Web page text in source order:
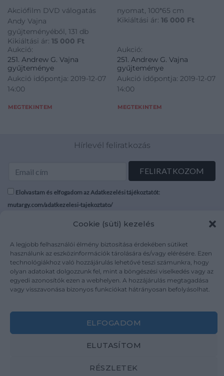
Cookie (süti) kezelés
A legjobb felhasználói élmény biztosítása érdekében sütiket
használunk az eszközinformációk tárolására és/vagy elérésére. Ezen
technológiákhoz való hozzájárulás lehetővé teszi számunkra, hogy
olyan adatokat dolgozzunk fel, mint a böngészési viselkedés vagy az
egyedi azonosítók ezen a webhelyen. A hozzájárulás megtagadása
vagy visszavonása bizonyos funkciókat hátrányosan befolyásolhat.
ELFOGADOM
ELUTASÍTOM
RÉSZLETEK
Akciófilm DVD válogatás
Andy Vajna
gyűjteményéből, 131 db
Kikiáltási ár: 15 000 Ft
Aukció:
251. Andrew G. Vajna
gyűjteménye
Aukció időpontja: 2019-12-07
14:00
MEGTEKINTEM
nyomat, 100*65 cm
Kikiáltási ár: 16 000 Ft
Aukció:
251. Andrew G. Vajna
gyűjteménye
Aukció időpontja: 2019-12-07
14:00
MEGTEKINTEM
Hírlevél feliratkozás
Elolvastam és elfogadom az Adatkezelési tájékoztatót:
mutargy.com/adatkezelesi-tajekoztato/
Médiaajánlat
Karrier
Kapcsolat
Áraink
ÁSZF
Adatvédelem
Impresszum